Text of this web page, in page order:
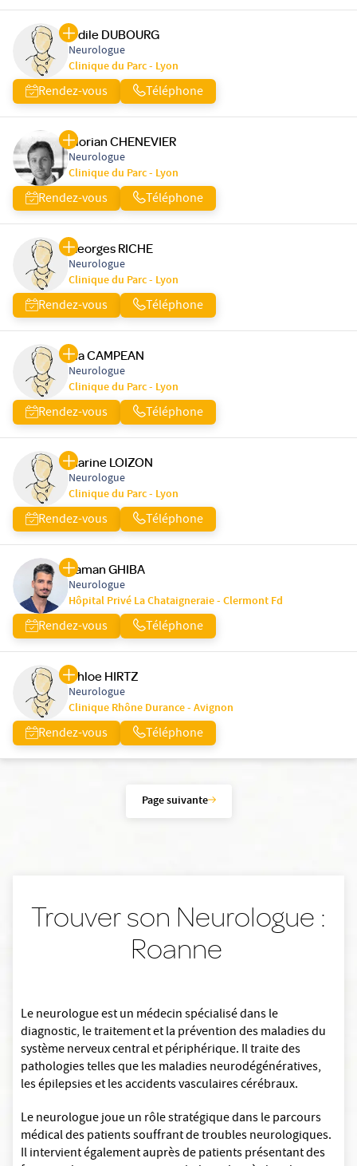
Odile DUBOURG
Neurologue
Clinique du Parc - Lyon
Rendez-vous Téléphone
Florian CHENEVIER
Neurologue
Clinique du Parc - Lyon
Rendez-vous Téléphone
Georges RICHE
Neurologue
Clinique du Parc - Lyon
Rendez-vous Téléphone
Lia CAMPEAN
Neurologue
Clinique du Parc - Lyon
Rendez-vous Téléphone
Marine LOIZON
Neurologue
Clinique du Parc - Lyon
Rendez-vous Téléphone
Yaman GHIBA
Neurologue
Hôpital Privé La Chataigneraie - Clermont Fd
Rendez-vous Téléphone
Chloe HIRTZ
Neurologue
Clinique Rhône Durance - Avignon
Rendez-vous Téléphone
Page suivante
Trouver son Neurologue :
Roanne
Le neurologue est un médecin spécialisé dans le
diagnostic, le traitement et la prévention des maladies du
système nerveux central et périphérique. Il traite des
pathologies telles que les maladies neurodégénératives,
les épilepsies et les accidents vasculaires cérébraux.
Le neurologue joue un rôle stratégique dans le parcours
médical des patients souffrant de troubles neurologiques.
Il intervient également auprès de patients présentant des